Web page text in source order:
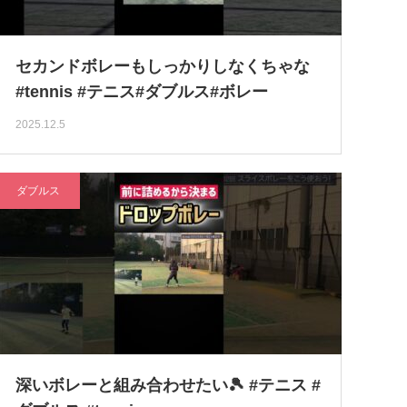
セカンドボレーもしっかりしなくちゃな
#tennis #テニス#ダブルス#ボレー
2025.12.5
ダブルス
深いボレーと組み合わせたい🎾 #テニス #